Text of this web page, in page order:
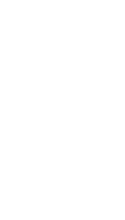
En este
luchar
número de
incrementa
Actualmente
policías